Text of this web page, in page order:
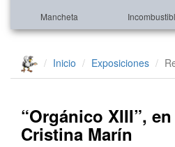
Mancheta
Inicio Exposiciones
“Orgánico XIII”,
Cristina Marín